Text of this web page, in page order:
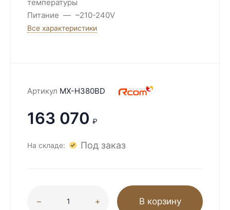
температуры
Питание
~210-240V
Все характеристики
Артикул MX-H380BD
163 070 ₽
На складе: Под заказ
В корзину